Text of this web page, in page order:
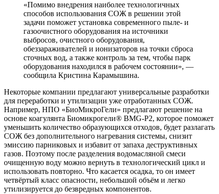
«Помимо внедрения наиболее технологичных
способов использования СОЖ в решении этой
задачи поможет установка современного пыле- и
газоочистного оборудования на источники
выбросов, очистного оборудования,
обеззараживателей и ионизаторов на точки сброса
сточных вод, а также контроль за тем, чтобы парк
оборудования находился в рабочем состоянии», —
сообщила Кристина Карамышина.
Некоторые компании предлагают универсальные разработки
для переработки и утилизации уже отработанных СОЖ.
Например, НПО «БиоМикроГели» предлагают решение на
основе коагулянта Биомикрогели® BMG-P2, которое поможет
уменьшить количество образующихся отходов, будет разлагать
СОЖ без дополнительного нагревания системы, снизит
эмиссию парниковых и избавит от запаха деструктивных
газов. Поэтому после разделения водомасляной смеси
очищенную воду можно вернуть в технологический цикл и
использовать повторно. Что касается осадка, то он имеет
четвёртый класс опасности, небольшой объём и легко
утилизируется до безвредных компонентов.